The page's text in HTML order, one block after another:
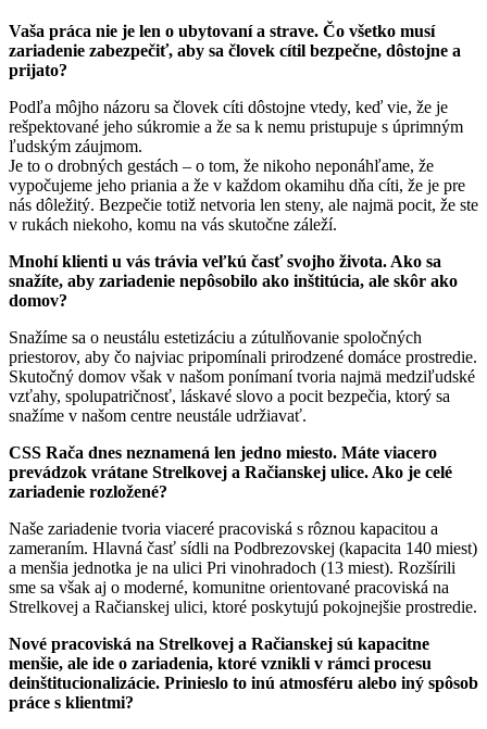
Vaša práca nie je len o ubytovaní a strave. Čo všetko musí
zariadenie zabezpečiť, aby sa človek cítil bezpečne, dôstojne a
prijato?
Podľa môjho názoru sa človek cíti dôstojne vtedy, keď vie, že je
rešpektované jeho súkromie a že sa k nemu pristupuje s úprimným
ľudským záujmom.
Je to o drobných gestách – o tom, že nikoho neponáhľame, že
vypočujeme jeho priania a že v každom okamihu dňa cíti, že je pre
nás dôležitý. Bezpečie totiž netvoria len steny, ale najmä pocit, že ste
v rukách niekoho, komu na vás skutočne záleží.
Mnohí klienti u vás trávia veľkú časť svojho života. Ako sa
snažíte, aby zariadenie nepôsobilo ako inštitúcia, ale skôr ako
domov?
Snažíme sa o neustálu estetizáciu a zútulňovanie spoločných
priestorov, aby čo najviac pripomínali prirodzené domáce prostredie.
Skutočný domov však v našom ponímaní tvoria najmä medziľudské
vzťahy, spolupatričnosť, láskavé slovo a pocit bezpečia, ktorý sa
snažíme v našom centre neustále udržiavať.
CSS Rača dnes neznamená len jedno miesto. Máte viacero
prevádzok vrátane Strelkovej a Račianskej ulice. Ako je celé
zariadenie rozložené?
Naše zariadenie tvoria viaceré pracoviská s rôznou kapacitou a
zameraním. Hlavná časť sídli na Podbrezovskej (kapacita 140 miest)
a menšia jednotka je na ulici Pri vinohradoch (13 miest). Rozšírili
sme sa však aj o moderné, komunitne orientované pracoviská na
Strelkovej a Račianskej ulici, ktoré poskytujú pokojnejšie prostredie.
Nové pracoviská na Strelkovej a Račianskej sú kapacitne
menšie, ale ide o zariadenia, ktoré vznikli v rámci procesu
deinštitucionalizácie. Prinieslo to inú atmosféru alebo iný spôsob
práce s klientmi?